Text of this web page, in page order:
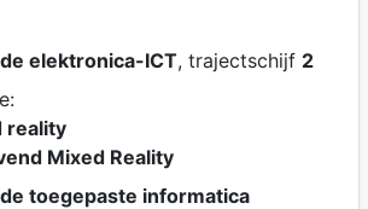
elektronica-ICT, trajectschijf 2
reality
Mixed Reality
toegepaste informatica